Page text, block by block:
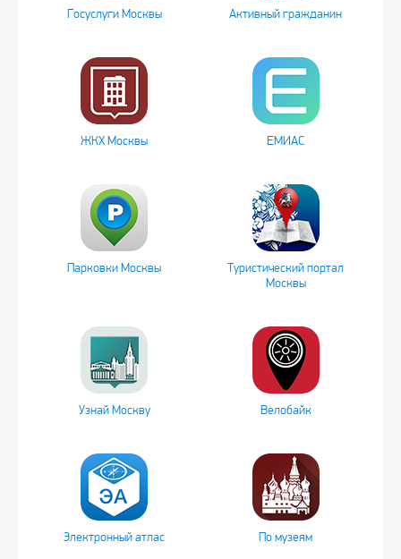
Госуслуги Москвы Активный гражданин
ЖКХ Москвы ЕМИАС
Парковки Москвы
Туристический портал
Москвы
Узнай Москву Велобайк
Электронный атлас По музеям